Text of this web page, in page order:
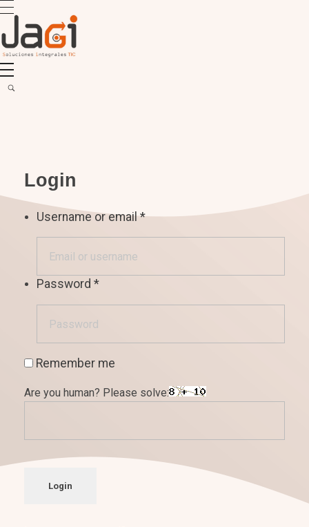
JAGI S.A.C.
Soluciones Integrales TIC
Login
Username or email*
Password *
Remember me
Are you human? Please solve:
Login